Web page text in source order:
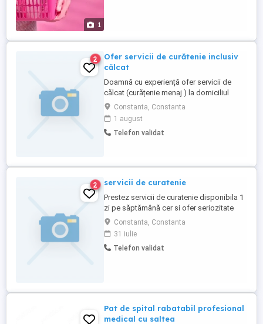
1
2
Ofer servicii de curătenie inclusiv
călcat
Doamnă cu experiență ofer servicii de
călcat (curățenie menaj ) la domiciliul
clientului.Ofer și cer seriozitate
.Beatrice.Mă puteți contacta pînă la orele
22.Numai ptr Constanța.Vă
mulțumesc.Deasemenea ofer și serviciu
...
Constanta, Constanta
1 august
Telefon validat
2 servicii de curatenie
Prestez servicii de curatenie disponibila 1
zi pe săptămână cer si ofer seriozitate
Constanta, Constanta
31 iulie
Telefon validat
Pat de spital rabatabil profesional
medical cu saltea